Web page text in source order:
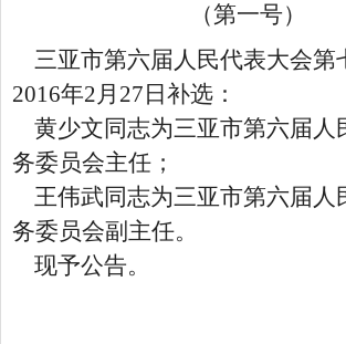
（第一号）
三亚市第六届人民代表大会第
2016年2月27日补选：
黄少文同志为三亚市第六届人
务委员会主任；
王伟武同志为三亚市第六届人
务委员会副主任。
现予公告。